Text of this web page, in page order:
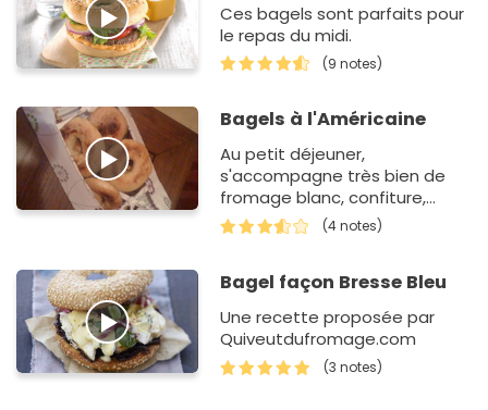
Ces bagels sont parfaits pour
le repas du midi.
(9 notes)
Bagels à l'Américaine
Au petit déjeuner,
s'accompagne très bien de
fromage blanc, confiture,
beurre...En sandwich avec du
pastrami, foie gras, jambon,
(4 notes)
Bagel façon Bresse Bleu
Une recette proposée par
Quiveutdufromage.com
(3 notes)